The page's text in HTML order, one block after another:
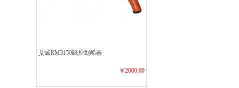
艾威RM3150磁控划船器
￥2000.00